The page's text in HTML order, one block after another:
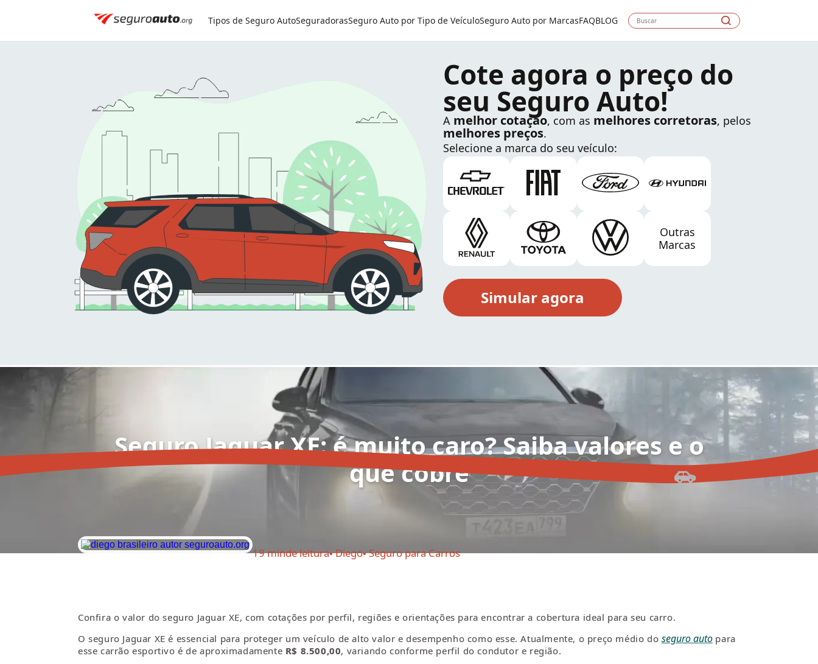
0800 591 8084
Tipos de Seguro AutoSeguradorasSeguro Auto por Tipo de VeículoSeguro Auto por MarcasFAQBLOG
Cote agora o preço do
seu Seguro Auto!
A melhor cotação, com as melhores corretoras, pelos
melhores preços.
Selecione a marca do seu veículo:
Outras
Marcas
Seguro Jaguar XE: é muito caro? Saiba valores e o
que cobre
19 minde leitura Diego Seguro para Carros
Confira o valor do seguro Jaguar XE, com cotações por perfil, regiões e orientações para encontrar a cobertura ideal para seu carro.
O seguro Jaguar XE é essencial para proteger um veículo de alto valor e desempenho como esse. Atualmente, o preço médio do seguro autopara
esse carrão esportivo é de aproximadamente R$ 8.500,00, variando conforme perfil do condutor e região.